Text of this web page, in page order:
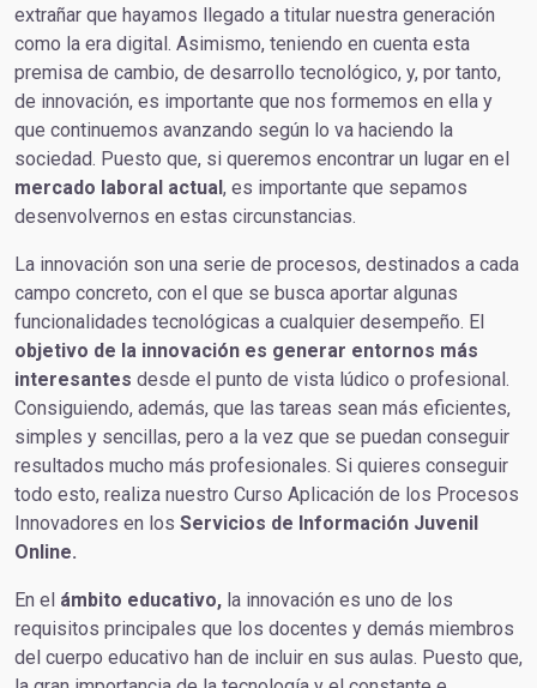
extrañar que hayamos llegado a titular nuestra generación
como la era digital. Asimismo, teniendo en cuenta esta
premisa de cambio, de desarrollo tecnológico, y, por tanto,
de innovación, es importante que nos formemos en ella y
que continuemos avanzando según lo va haciendo la
sociedad. Puesto que, si queremos encontrar un lugar en el
mercado laboral actual, es importante que sepamos
desenvolvernos en estas circunstancias.
La innovación son una serie de procesos, destinados a cada
campo concreto, con el que se busca aportar algunas
funcionalidades tecnológicas a cualquier desempeño. El
objetivo de la innovación es generar entornos más
interesantes desde el punto de vista lúdico o profesional.
Consiguiendo, además, que las tareas sean más eficientes,
simples y sencillas, pero a la vez que se puedan conseguir
resultados mucho más profesionales. Si quieres conseguir
todo esto, realiza nuestro Curso Aplicación de los Procesos
Innovadores en los Servicios de Información Juvenil
Online.
En el ámbito educativo, la innovación es uno de los
requisitos principales que los docentes y demás miembros
del cuerpo educativo han de incluir en sus aulas. Puesto que,